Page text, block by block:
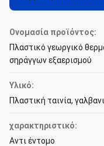
Ονομασία προϊόντος:
Πλαστικό γεωργικό
σηράγγων εξαερισμού
Υλικό:
Πλαστική ταινία,
χαρακτηριστικό:
Αντι έντομο